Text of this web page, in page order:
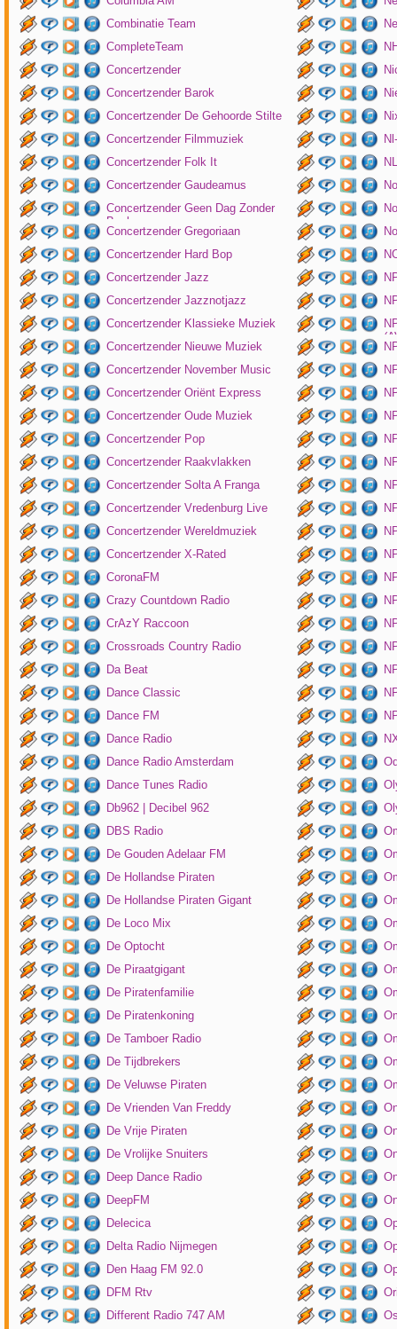
Combinatie Team
CompleteTeam
Concertzender
Concertzender Barok
Concertzender De Gehoorde Stilte
Concertzender Filmmuziek
Concertzender Folk It
Concertzender Gaudeamus
Concertzender Geen Dag Zonder
Bach
Concertzender Gregoriaan
Concertzender Hard Bop
Concertzender Jazz
Concertzender Jazznotjazz
Concertzender Klassieke Muziek
Concertzender Nieuwe Muziek
Concertzender November Music
Concertzender Oriënt Express
Concertzender Oude Muziek
Concertzender Pop
Concertzender Raakvlakken
Concertzender Solta A Franga
Concertzender Vredenburg Live
Concertzender Wereldmuziek
Concertzender X-Rated
CoronaFM
Crazy Countdown Radio
CrAzY Raccoon
Crossroads Country Radio
Da Beat
Dance Classic
Dance FM
Dance Radio
Dance Radio Amsterdam
Dance Tunes Radio
Db962 | Decibel 962
DBS Radio
De Gouden Adelaar FM
De Hollandse Piraten
De Hollandse Piraten Gigant
De Loco Mix
De Optocht
De Piraatgigant
De Piratenfamilie
De Piratenkoning
De Tamboer Radio
De Tijdbrekers
De Veluwse Piraten
De Vrienden Van Freddy
De Vrije Piraten
De Vrolijke Snuiters
Deep Dance Radio
DeepFM
Delecica
Delta Radio Nijmegen
Den Haag FM 92.0
DFM Rtv
Different Radio 747 AM